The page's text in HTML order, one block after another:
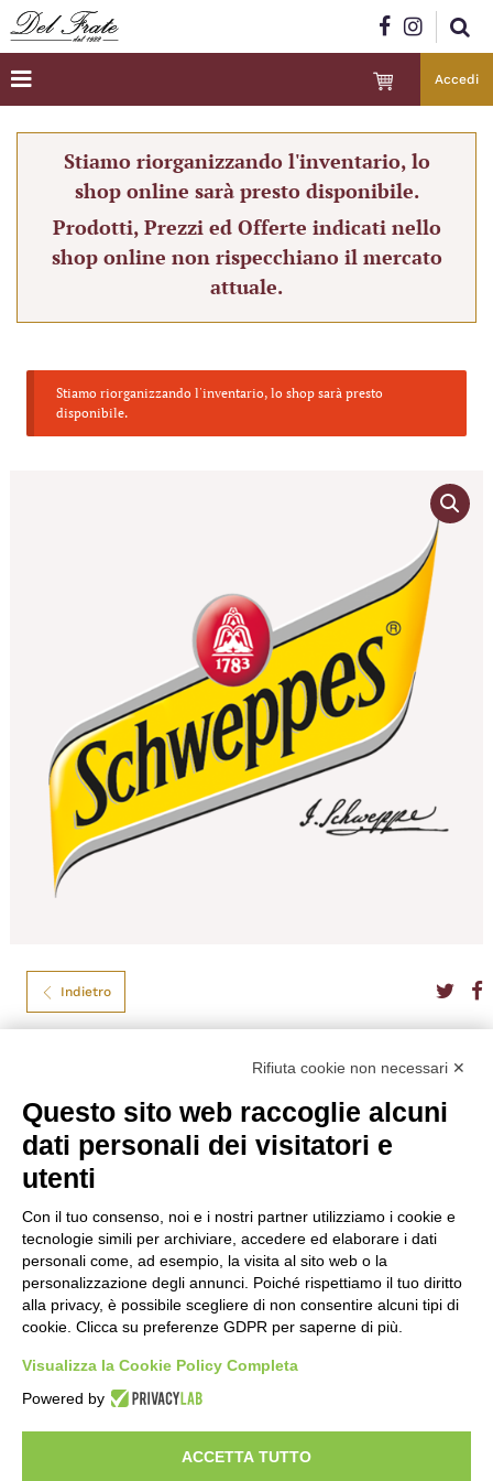
Accedi
Stiamo riorganizzando l'inventario, lo
shop online sarà presto disponibile.
Prodotti, Prezzi ed Offerte indicati nello
shop online non rispecchiano il mercato
attuale.
Stiamo riorganizzando l'inventario, lo shop sarà presto
disponibile.
Indietro
SCHWEPPES GINGER ALE CL.18
L’unica bevanda frizzante con un gusto intenso di ginger, perfettamente
conservato dal 1870. Per chi vuole conservare le sensazioni classiche o
Formato
18
Tipo
Tonica (Sodati)
€0,70
Vini Italiani ed Esteri, Distillati e Specialità Enogastromiche
Rifiuta cookie non necessari ✕
Questo sito web raccoglie alcuni
dati personali dei visitatori e
utenti
Con il tuo consenso, noi e i nostri partner utilizziamo i cookie e
tecnologie simili per archiviare, accedere ed elaborare i dati
personali come, ad esempio, la visita al sito web o la
personalizzazione degli annunci. Poiché rispettiamo il tuo diritto
alla privacy, è possibile scegliere di non consentire alcuni tipi di
cookie. Clicca su preferenze GDPR per saperne di più.
Visualizza la Cookie Policy Completa
Powered by
ACCETTA TUTTO